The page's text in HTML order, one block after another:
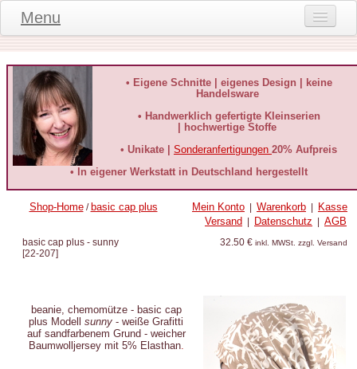
Menu
Produktinformationen
Kundeninformationen
häufige Fragen
Kontakt
Datenschutz
• Eigene Schnitte | eigenes Design | keine
Handelsware
• Handwerklich gefertigte Kleinserien
| hochwertige Stoffe
• Unikate | Sonderanfertigungen 20% Aufpreis
• In eigener Werkstatt in Deutschland hergestellt
Shop-Home/ basic cap plus Mein Konto Warenkorb
Kasse
Versand
Datenschutz AGB
basic cap plus - sunny
[22-207]
32.50 € inkl. MWSt. zzgl. Versand
beanie, chemomütze - basic cap
plus Modell sunny - weiße Grafitti
auf sandfarbenem Grund - weicher
Baumwolljersey mit 5% Elasthan.